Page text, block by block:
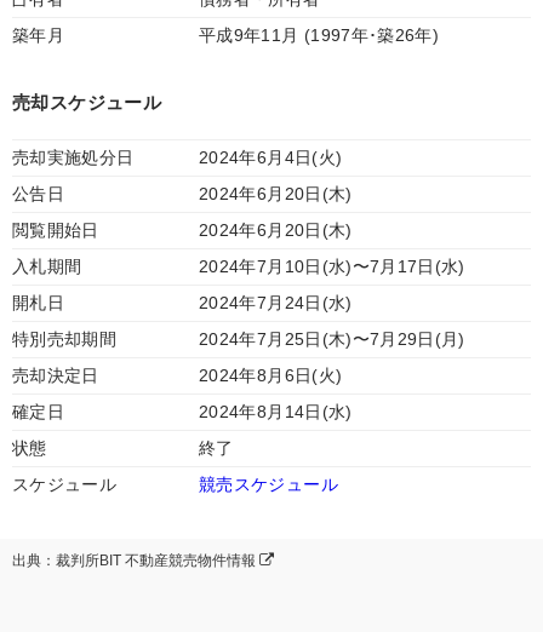
築年月
平成9年11月 (1997年･築26年)
売却スケジュール
売却実施処分日
2024年6月4日(火)
公告日
2024年6月20日(木)
閲覧開始日
2024年6月20日(木)
入札期間
2024年7月10日(水)〜7月17日(水)
開札日
2024年7月24日(水)
特別売却期間
2024年7月25日(木)〜7月29日(月)
売却決定日
2024年8月6日(火)
確定日
2024年8月14日(水)
状態
終了
スケジュール
競売スケジュール
出典：裁判所BIT 不動産競売物件情報